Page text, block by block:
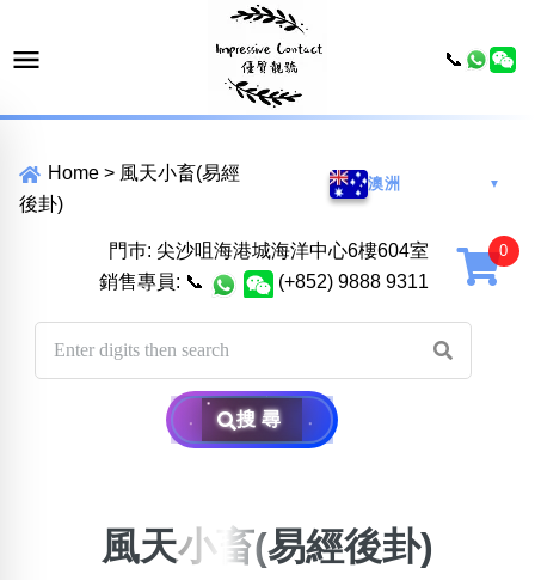
Home > 風天小畜(易經
後卦)
澳洲 ▼
門巿: 尖沙咀海港城海洋中心6樓604室
銷售專員: 📞 (+852) 9888 9311
搜尋
風天小畜(易經後卦)
📞